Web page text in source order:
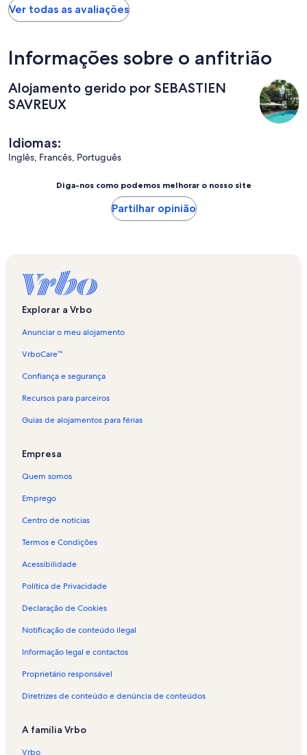
Ver todas as avaliações
Informações sobre o anfitrião
Alojamento gerido por SEBASTIEN
SAVREUX
Idiomas:
Inglês, Francês, Português
Diga-nos como podemos melhorar o nosso site
Partilhar opinião
Explorar a Vrbo
Anunciar o meu alojamento
VrboCare™
Confiança e segurança
Recursos para parceiros
Guias de alojamentos para férias
Empresa
Quem somos
Emprego
Centro de notícias
Termos e Condições
Acessibilidade
Política de Privacidade
Declaração de Cookies
Notificação de conteúdo ilegal
Informação legal e contactos
Proprietário responsável
Diretrizes de conteúdo e denúncia de conteúdos
A família Vrbo
Vrbo